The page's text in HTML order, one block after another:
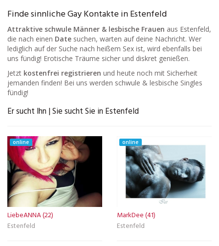
Finde sinnliche Gay Kontakte in Estenfeld
Attraktive schwule Männer & lesbische Frauen aus Estenfeld,
die nach einen Date suchen, warten auf deine Nachricht. Wer
lediglich auf der Suche nach heißem Sex ist, wird ebenfalls bei
uns fündig! Erotische Träume sicher und diskret genießen.
Jetzt kostenfrei registrieren und heute noch mit Sicherheit
jemanden finden! Bei uns werden schwule & lesbische Singles
fündig!
Er sucht Ihn | Sie sucht Sie in Estenfeld
online
LiebeANNA (22)
Estenfeld
online
MarkDee (41)
Estenfeld